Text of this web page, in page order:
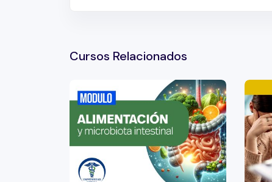
Cursos Relacionados